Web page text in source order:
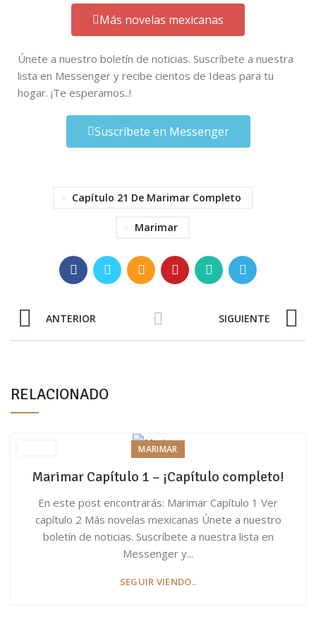
Más novelas mexicanas
Únete a nuestro boletín de noticias. Suscríbete a nuestra
lista en Messenger y recibe cientos de Ideas para tu
hogar. ¡Te esperamos..!
Suscríbete en Messenger
Capítulo 21 De Marimar Completo
Marimar
ANTERIOR SIGUIENTE
RELACIONADO
MARIMAR
Marimar Capítulo 1 – ¡Capítulo completo!
En este post encontrarás: Marimar Capítulo 1 Ver
capítulo 2 Más novelas mexicanas Únete a nuestro
boletín de noticias. Suscríbete a nuestra lista en
Messenger y...
SEGUIR VIENDO..